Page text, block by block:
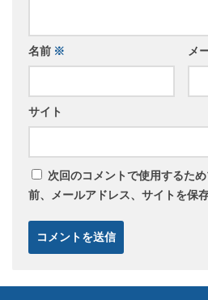
名前 ※ メ
サイト
次回のコメントで使用するた
前、メールアドレス、サイトを保存